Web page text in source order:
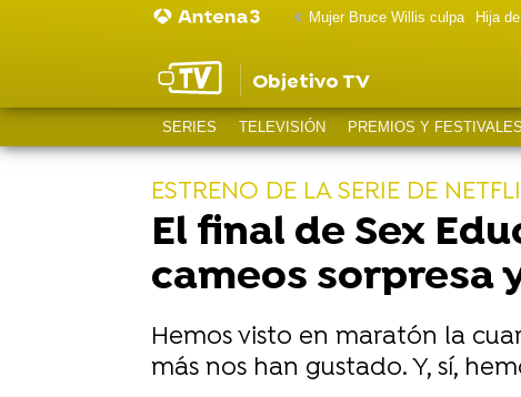
Mujer Bruce Willis culpa Hija
Objetivo TV
SERIES TELEVISIÓN PREMIOS Y FESTIVALES
ESTRENO DE LA SERIE DE
El final de Sex
cameos sorpresa
Hemos visto en maratón la
más nos han gustado. Y, sí,